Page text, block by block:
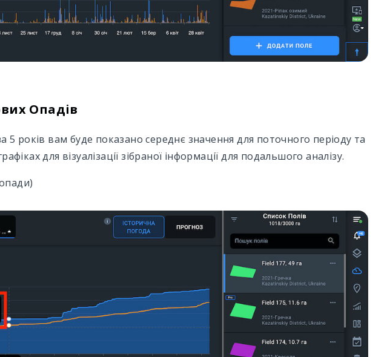
Опадів
5 років вам буде показано середнє значення для поточного періоду та
для візуалізації зібраної інформації для подальшого аналізу.